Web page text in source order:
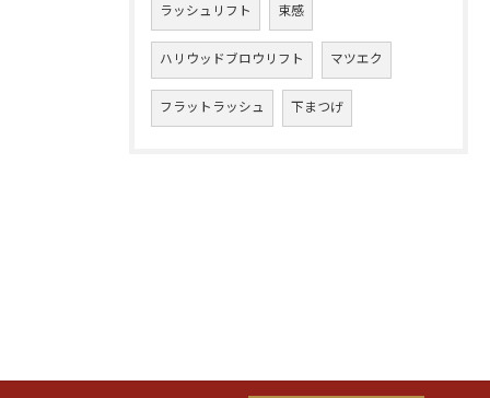
ラッシュリフト 束感
ハリウッドブロウリフト マツエク
フラットラッシュ 下まつげ